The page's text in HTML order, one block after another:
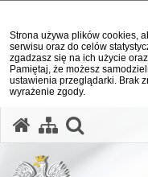
Strona używa plików cookies,
serwisu oraz do celów
zgadzasz się na ich użycie
Pamiętaj, że możesz
ustawienia przeglądarki. Brak
wyrażenie zgody.